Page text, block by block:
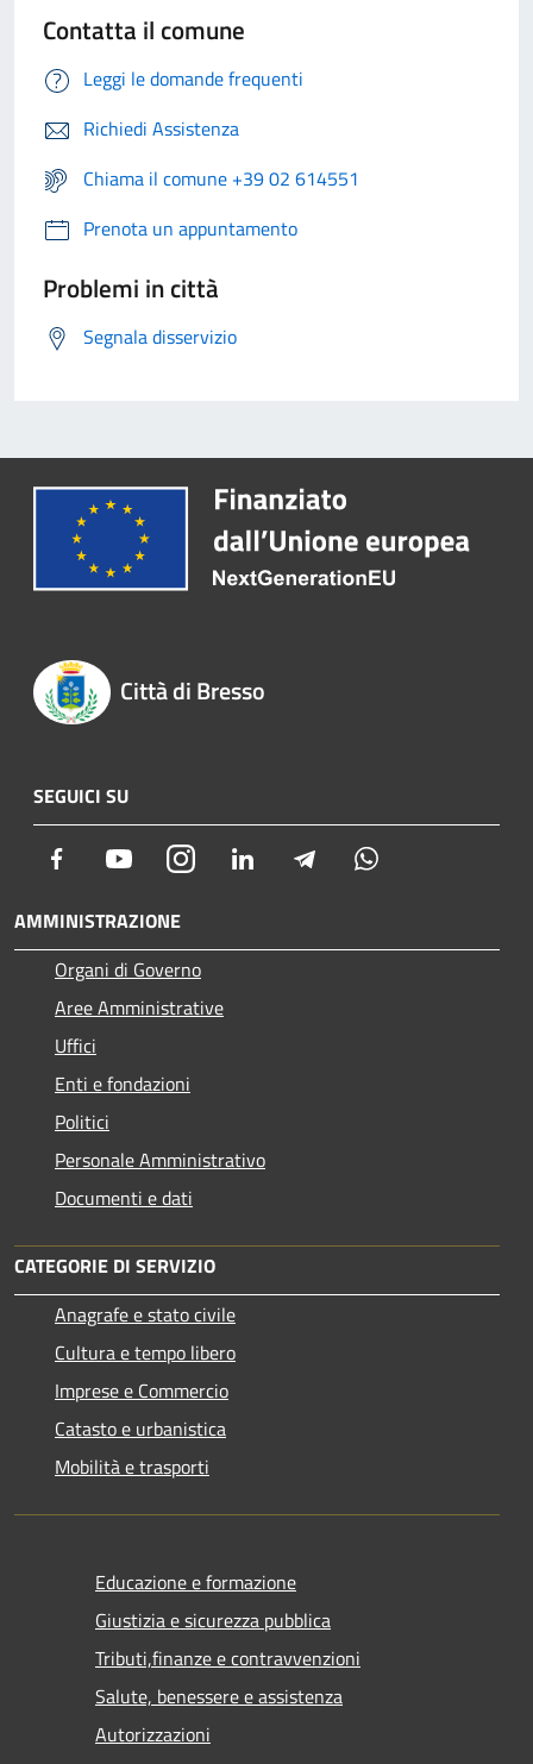
Contatta il comune
Leggi le domande frequenti
Richiedi Assistenza
Chiama il comune +39 02 614551
Prenota un appuntamento
Problemi in città
Segnala disservizio
Città di Bresso
SEGUICI SU
Facebook YoutubeInstagram LinkedIn Telegram
AMMINISTRAZIONE
Organi di Governo
Aree Amministrative
Uffici
Enti e fondazioni
Politici
Personale Amministrativo
Documenti e dati
CATEGORIE DI SERVIZIO
Anagrafe e stato civile
Cultura e tempo libero
Imprese e Commercio
Catasto e urbanistica
Mobilità e trasporti
Educazione e formazione
Giustizia e sicurezza pubblica
Tributi,finanze e contravvenzioni
Salute, benessere e assistenza
Autorizzazioni